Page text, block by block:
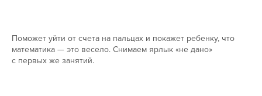
Поможет уйти от счета на пальцах и покажет ребенку, что
математика — это весело. Снимаем ярлык «не дано»
с первых же занятий.